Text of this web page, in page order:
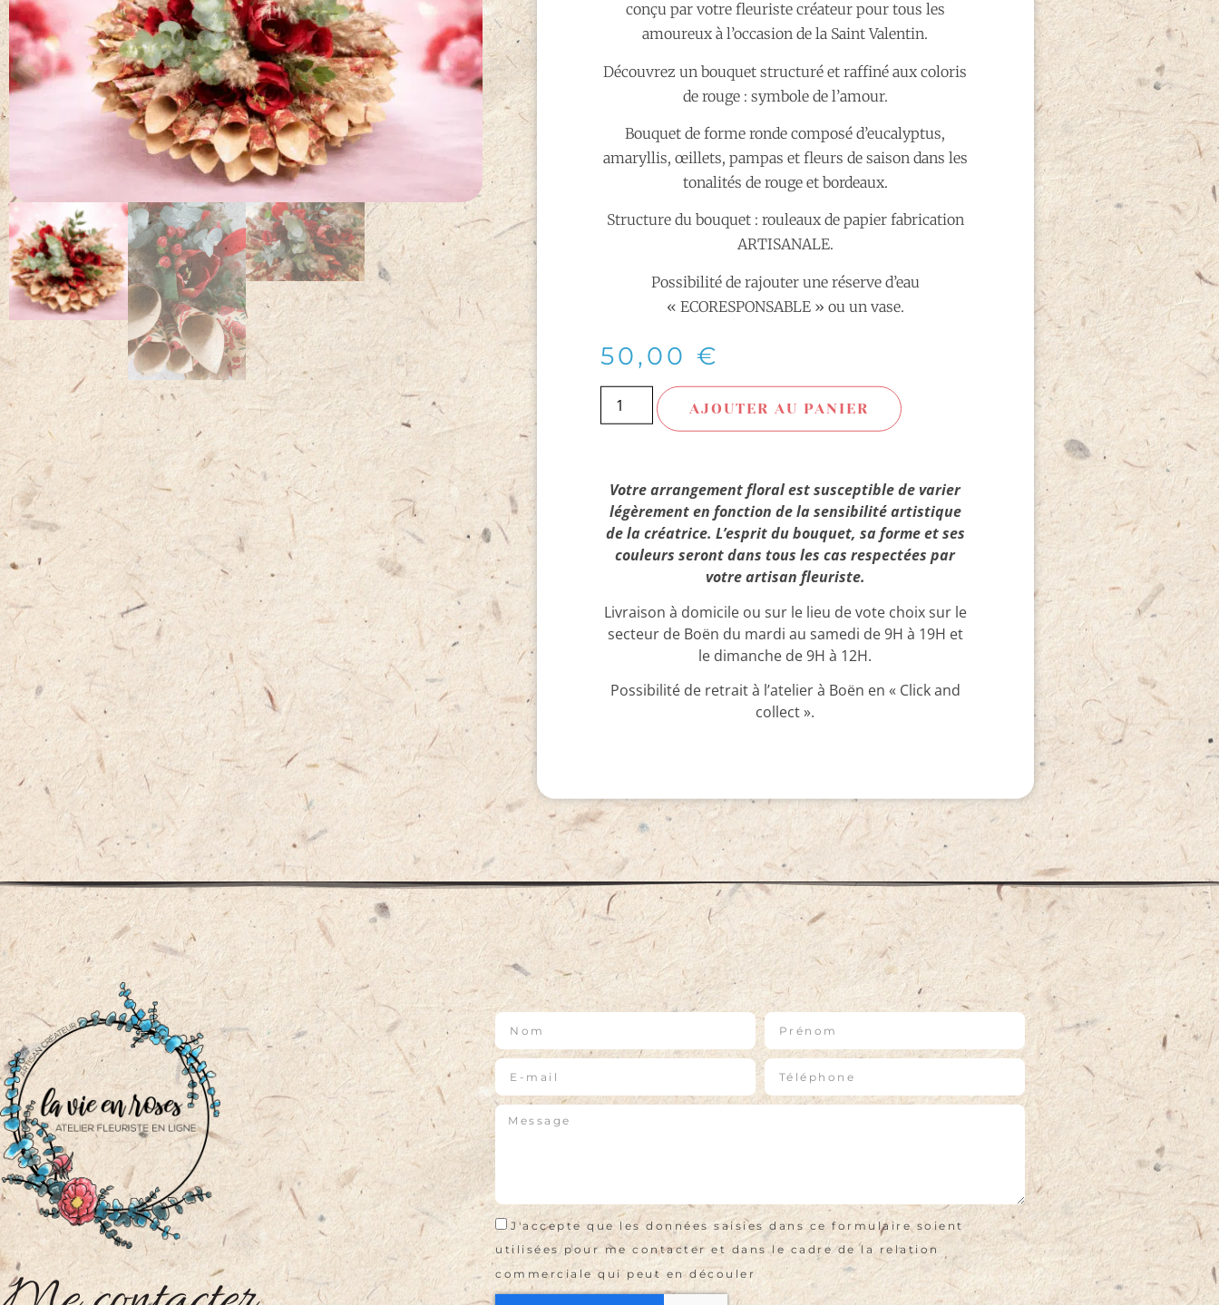
conçu par votre fleuriste créateur pour tous les
amoureux à l’occasion de la Saint Valentin.
Découvrez un bouquet structuré et raffiné aux coloris
de rouge : symbole de l’amour.
Bouquet de forme ronde composé d’eucalyptus,
amaryllis, œillets, pampas et fleurs de saison dans les
tonalités de rouge et bordeaux.
Structure du bouquet : rouleaux de papier fabrication
ARTISANALE.
Possibilité de rajouter une réserve d’eau
« ECORESPONSABLE » ou un vase.
50,00 €
AJOUTER AU PANIER
Votre arrangement floral est susceptible de varier
légèrement en fonction de la sensibilité artistique
de la créatrice. L’esprit du bouquet, sa forme et ses
couleurs seront dans tous les cas respectées par
votre artisan fleuriste.
Livraison à domicile ou sur le lieu de vote choix sur le
secteur de Boën du mardi au samedi de 9H à 19H et
le dimanche de 9H à 12H.
Possibilité de retrait à l’atelier à Boën en « Click and
collect ».
J'accepte que les données saisies dans ce formulaire soient
utilisées pour me contacter et dans le cadre de la relation
commerciale qui peut en découler